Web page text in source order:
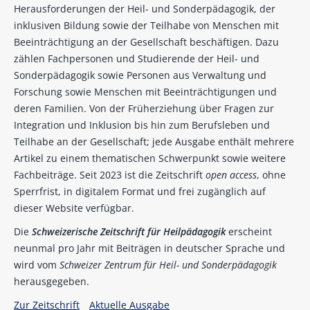
Herausforderungen der Heil- und Sonderpädagogik, der
inklusiven Bildung sowie der Teilhabe von Menschen mit
Beeinträchtigung an der Gesellschaft beschäftigen. Dazu
zählen Fachpersonen und Studierende der Heil- und
Sonderpädagogik sowie Personen aus Verwaltung und
Forschung sowie Menschen mit Beeinträchtigungen und
deren Familien. Von der Früherziehung über Fragen zur
Integration und Inklusion bis hin zum Berufsleben und
Teilhabe an der Gesellschaft; jede Ausgabe enthält mehrere
Artikel zu einem thematischen Schwerpunkt sowie weitere
Fachbeiträge. Seit 2023 ist die Zeitschrift open access, ohne
Sperrfrist, in digitalem Format und frei zugänglich auf
dieser Website verfügbar.
Die Schweizerische Zeitschrift für Heilpädagogikerscheint
neunmal pro Jahr mit Beiträgen in deutscher Sprache und
wird vom Schweizer Zentrum für Heil- und Sonderpädagogik
herausgegeben.
Zur Zeitschrift
Aktuelle Ausgabe